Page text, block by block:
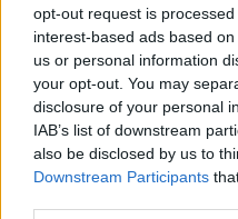
opt-out request is
interest-based ads based
us or personal information
your opt-out. You may
disclosure of your personal
IAB’s list of downstream
also be disclosed by us to
Downstream Participants
PISTOIA —Pomeriggio a porte
monodose, quello in
L'appuntamento èoggi 1
dalle 16,30 alle 18,30.
Non serve la prenotazione e a
vaccino destinate a chi ha più